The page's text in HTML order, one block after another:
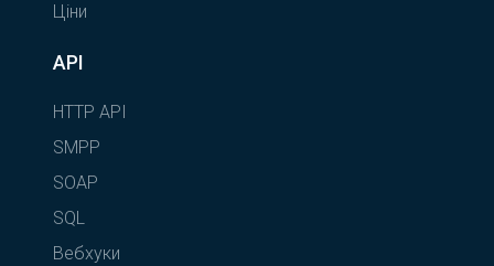
Ціни
API
HTTP API
SMPP
SOAP
SQL
Вебхуки